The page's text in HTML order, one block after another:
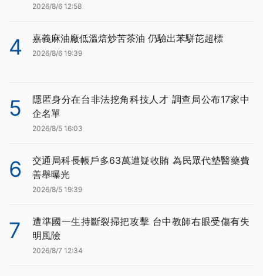
2026/8/6 12:58
4 嘉義麻油廠低溫焙炒苦茶油 仍驗出苯駢芘超標
2026/8/6 19:39
5
隱匿身分在台非法挖角科技人才 調查局公布17家中
企名單
2026/8/5 16:03
6
交通局科長帳戶多63萬遭疑收賄 為民眾代墊醫藥費
善舉曝光
2026/8/5 19:39
7
遭準國一生持斷裂掃把攻擊 台中教師右眼受傷有失
明風險
2026/8/7 12:34